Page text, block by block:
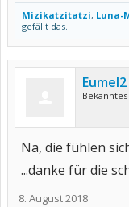
Mizikatzitatzi, Luna-
gefällt das.
Eumel2
Na, die fühlen
...danke für die
8. August 2018